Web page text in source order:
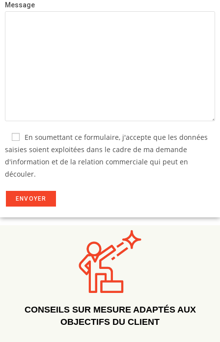
Message
En soumettant ce formulaire, j'accepte que les données
saisies soient exploitées dans le cadre de ma demande
d'information et de la relation commerciale qui peut en
découler.
CONSEILS SUR MESURE ADAPTÉS AUX
OBJECTIFS DU CLIENT